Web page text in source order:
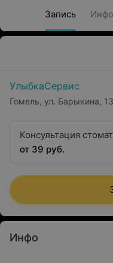
Запись Инфо
УлыбкаСервис
Гомель, ул. Барыкина,
Консультация
снимком и выдачей
от 39 руб.
Инфо